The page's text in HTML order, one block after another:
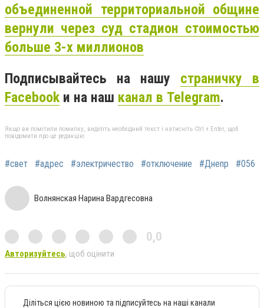
объединенной территориальной общине
вернули через суд стадион стоимостью
больше 3-х миллионов
Подписывайтесь на нашу страничку в
Facebook и на наш канал в Telegram.
Якщо ви помітили помилку, виділіть необхідний текст і натисніть Ctrl + Enter, щоб
повідомити про це редакцію
#свет #адрес #электричество #отключение #Днепр #056
Волнянская Нарина Вардгесовна
0,0
Авторизуйтесь, щоб оцінити
Діліться цією новиною та підписуйтесь на наші канали